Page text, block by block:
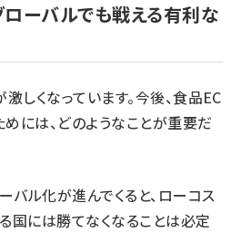
ーバルでも戦える有利な
しくなっています。今後、食品EC
には、どのようなことが重要だ
バル化が進んでくると、ローコス
国には勝てなくなることは必定